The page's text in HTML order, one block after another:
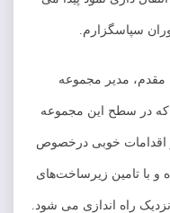
سپاسگزارم.
مدیر مجموعه
که در سطح این مجموعه
اقدامات خوبی درخصوص
و با تامین زیرساخت‌های
نزدیک راه اندازی می شود.